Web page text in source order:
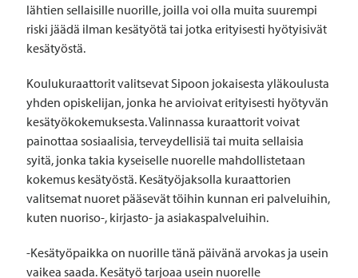
lähtien sellaisille nuorille, joilla voi olla muita suurempi
riski jäädä ilman kesätyötä tai jotka erityisesti hyötyisivät
kesätyöstä.
Koulukuraattorit valitsevat Sipoon jokaisesta yläkoulusta
yhden opiskelijan, jonka he arvioivat erityisesti hyötyvän
kesätyökokemuksesta. Valinnassa kuraattorit voivat
painottaa sosiaalisia, terveydellisiä tai muita sellaisia
syitä, jonka takia kyseiselle nuorelle mahdollistetaan
kokemus kesätyöstä. Kesätyöjaksolla kuraattorien
valitsemat nuoret pääsevät töihin kunnan eri palveluihin,
kuten nuoriso-, kirjasto- ja asiakaspalveluihin.
-Kesätyöpaikka on nuorille tänä päivänä arvokas ja usein
vaikea saada. Kesätyö tarjoaa usein nuorelle